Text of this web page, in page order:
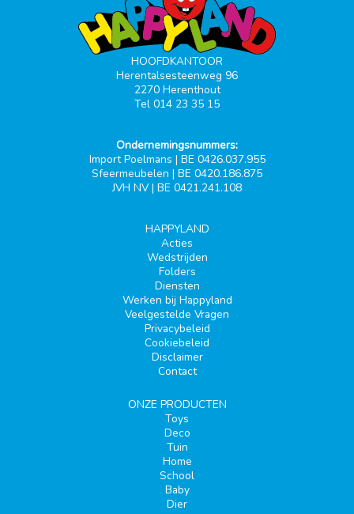
HOOFDKANTOOR
Herentalsesteenweg 96
2270 Herenthout
Tel 014 23 35 15
Ondernemingsnummers:
Import Poelmans | BE 0426.037.955
Sfeermeubelen | BE 0420.186.875
JVH NV | BE 0421.241.108
HAPPYLAND
Acties
Wedstrijden
Folders
Diensten
Werken bij Happyland
Veelgestelde Vragen
Privacybeleid
Cookiebeleid
Disclaimer
Contact
ONZE PRODUCTEN
Toys
Deco
Tuin
Home
School
Baby
Dier